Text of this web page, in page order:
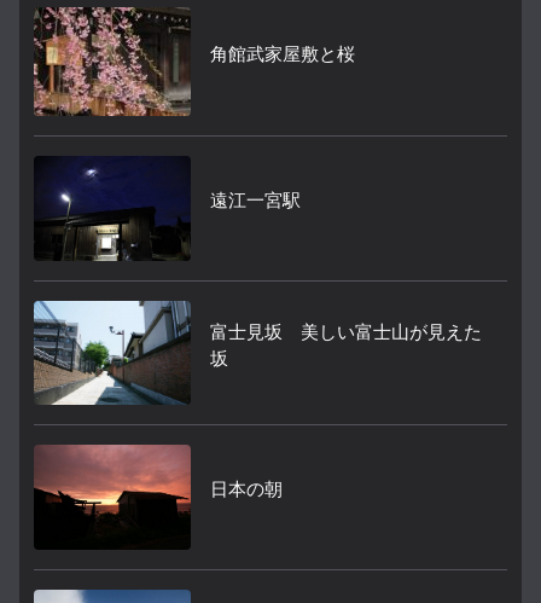
角館武家屋敷と桜
遠江一宮駅
富士見坂 美しい富士山が見えた
坂
日本の朝